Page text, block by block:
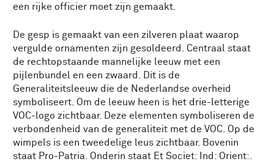
een rijke officier moet zijn gemaakt.
De gesp is gemaakt van een zilveren plaat waarop
vergulde ornamenten zijn gesoldeerd. Centraal staat
de rechtopstaande mannelijke leeuw met een
pijlenbundel en een zwaard. Dit is de
Generaliteitsleeuw die de Nederlandse overheid
symboliseert. Om de leeuw heen is het drie-letterige
VOC-logo zichtbaar. Deze elementen symboliseren de
verbondenheid van de generaliteit met de VOC. Op de
wimpels is een tweedelige leus zichtbaar. Bovenin
staat Pro-Patria. Onderin staat Et Societ: Ind: Orient:.